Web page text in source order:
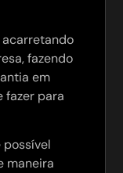
acarretando
fazendo
em
fazer para
maneira